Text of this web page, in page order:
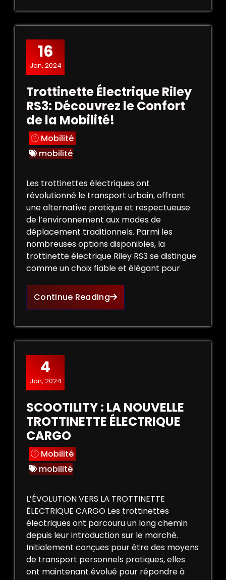
16
Jan, 2024
Trottinette Électrique Riley
RS3: Découvrez le Confort
de la Mobilité!
Mobilité
mobilité
Les trottinettes électriques ont
révolutionné le transport urbain, offrant
une alternative pratique et respectueuse
de l’environnement aux modes de
déplacement traditionnels. Parmi les
nombreuses options disponibles, la
trottinette électrique Riley RS3 se distingue
comme un choix fiable et élégant pour
Continue Reading
4
Jan, 2024
SCOOTILITY : LA NOUVELLE
TROTTINETTE ÉLECTRIQUE
CARGO
Mobilité
mobilité
L’ÉVOLUTION VERS LA TROTTINETTE
ÉLECTRIQUE CARGO Les trottinettes
électriques ont parcouru un long chemin
depuis leur introduction sur le marché.
Initialement conçues pour être des moyens
de transport personnels pratiques, elles
ont maintenant évolué pour répondre à